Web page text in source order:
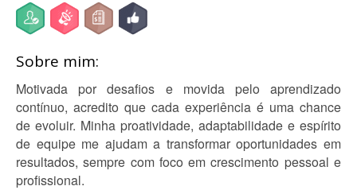
Sobre mim:
Motivada por desafios e movida pelo aprendizado
contínuo, acredito que cada experiência é uma chance
de evoluir. Minha proatividade, adaptabilidade e espírito
de equipe me ajudam a transformar oportunidades em
resultados, sempre com foco em crescimento pessoal e
profissional.